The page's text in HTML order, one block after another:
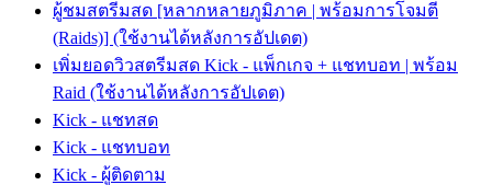
ผู้ชมสตรีมสด [หลากหลายภูมิภาค | พร้อมการโจมตี
(Raids)] (ใช้งานได้หลังการอัปเดต)
เพิ่มยอดวิวสตรีมสด Kick - แพ็กเกจ + แชทบอท | พร้อม
Raid (ใช้งานได้หลังการอัปเดต)
Kick - แชทสด
Kick - แชทบอท
Kick - ผู้ติดตาม